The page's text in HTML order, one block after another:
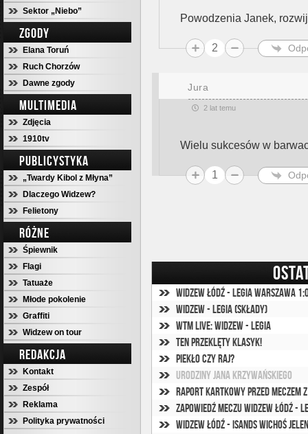
Sektor „Niebo”
ZGODY
Elana Toruń
Ruch Chorzów
Dawne zgody
MULTIMEDIA
Zdjęcia
1910tv
PUBLICYSTYKA
„Twardy Kibol z Młyna”
Dlaczego Widzew?
Felietony
RÓŻNE
Śpiewnik
Flagi
Tatuaże
Młode pokolenie
Graffiti
Widzew on tour
REDAKCJA
Kontakt
Zespół
Reklama
Polityka prywatności
Powodzenia Janek,
2
Jura
2 lat temu
Wielu sukcesów w
1
Widzew Łódź - Legia Warszawa
Widzew - Legia (składy)
WTM Live: Widzew - Legia
Ten przeklęty klasyk!
Piekło czy raj?
Urodziny Jana Krzywańskiego
Raport kartkowy przed meczem z
Zapowiedź meczu Widzew Łódź -
Widzew Łódź - Isands Wichoś